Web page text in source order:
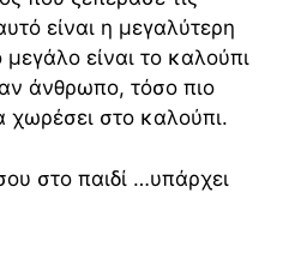
είναι η μεγαλύτερη
μεγάλο είναι το καλούπι
άνθρωπο, τόσο πιο
χωρέσει στο καλούπι.
στο παιδί …υπάρχει